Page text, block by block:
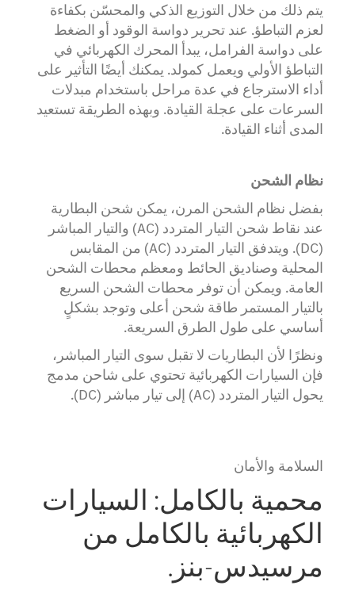
يتم ذلك من خلال التوزيع الذكي والمحسّن بكفاءة
لعزم التباطؤ. عند تحرير دواسة الوقود أو الضغط
على دواسة الفرامل، يبدأ المحرك الكهربائي في
التباطؤ الأولي ويعمل كمولد. يمكنك أيضًا التأثير على
أداء الاسترجاع في عدة مراحل باستخدام مبدلات
السرعات على عجلة القيادة. وبهذه الطريقة تستعيد
المدى أثناء القيادة.
نظام الشحن
بفضل نظام الشحن المرن، يمكن شحن البطارية
عند نقاط شحن التيار المتردد (AC) والتيار المباشر
(DC). ويتدفق التيار المتردد (AC) من المقابس
المحلية وصناديق الحائط ومعظم محطات الشحن
العامة. ويمكن أن توفر محطات الشحن السريع
بالتيار المستمر طاقة شحن أعلى وتوجد بشكلٍ
أساسي على طول الطرق السريعة.
ونظرًا لأن البطاريات لا تقبل سوى التيار المباشر،
فإن السيارات الكهربائية تحتوي على شاحن مدمج
يحول التيار المتردد (AC) إلى تيار مباشر (DC).
السلامة والأمان
محمية بالكامل: السيارات
الكهربائية بالكامل من
مرسيدس-بنز.